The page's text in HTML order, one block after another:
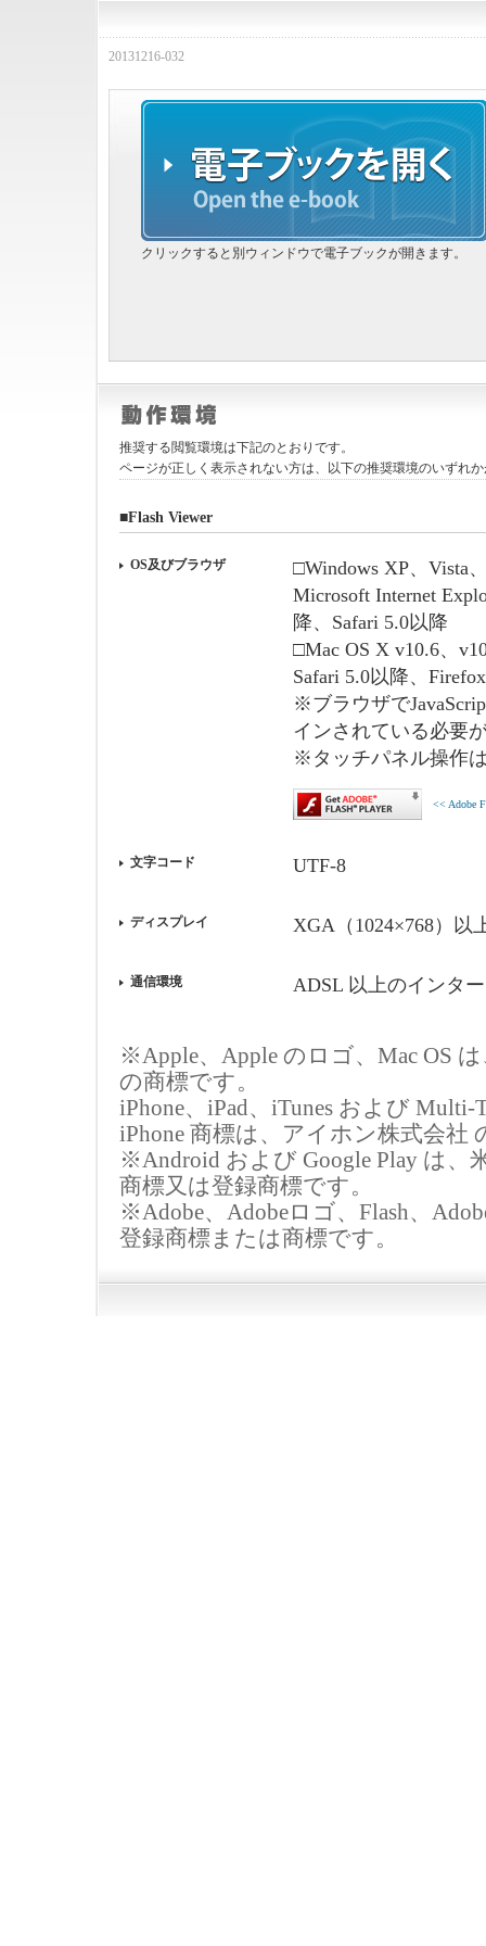
20131216-032
クリックすると別ウィンドウで電子ブックが開きます。
推奨する閲覧環境は下記のとおりです。
ページが正しく表示されない方は、以下の推奨環境のいずれ
■Flash Viewer
OS及びブラウザ
□Windows XP、Vista
Microsoft Internet
降、Safari 5.0以降
□Mac OS X v10.6、
Safari 5.0以降、
※ブラウザで
インされている必要
※タッチパネル操作
<< Adobe
文字コード UTF-8
ディスプレイ XGA（1024×768）以
通信環境 ADSL 以上のインタ
※Apple、Apple のロゴ、Mac OS
の商標です。
iPhone、iPad、iTunes および
iPhone 商標は、アイホン株式会
※Android および Google Play は、
商標又は登録商標です。
※Adobe、Adobeロゴ、Flash、
登録商標または商標です。